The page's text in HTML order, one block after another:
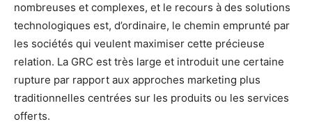
nombreuses et complexes, et le recours à des solutions
technologiques est, d’ordinaire, le chemin ­emprunté par
les sociétés qui veulent maximiser cette précieuse
relation. La GRC est très large et introduit une certaine
rupture par rapport aux approches marketing plus
traditionnelles centrées sur les produits ou les services
offerts.